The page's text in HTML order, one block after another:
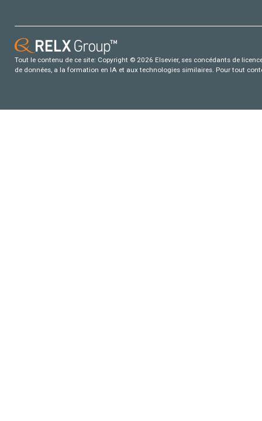
Tout le contenu de ce site: Copyright © 2026 Elsevier, ses concédants de
de données, a la formation en IA et aux technologies similaires. Pour tout